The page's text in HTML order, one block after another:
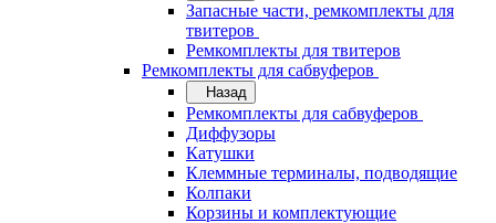
Запасные части, ремкомплекты для
твитеров
Ремкомплекты для твитеров
Ремкомплекты для сабвуферов
Назад
Ремкомплекты для сабвуферов
Диффузоры
Катушки
Клеммные терминалы, подводящие
Колпаки
Корзины и комплектующие